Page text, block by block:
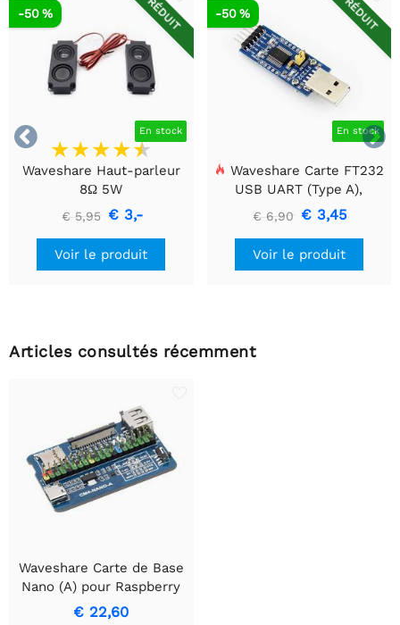


RÉDUIT
En stock
-50 %
Waveshare Haut-parleur
8Ω 5W
€ 5,95 € 3,-
Voir le produit
RÉDUIT
En stock
-50 %
Waveshare Carte FT232
USB UART (Type A),
Module de communication
USB vers TTL (UART)
€ 6,90 € 3,45
Voir le produit
Articles consultés récemment
Waveshare Carte de Base
Nano (A) pour Raspberry
Pi Compute Module 4,
€ 22,60